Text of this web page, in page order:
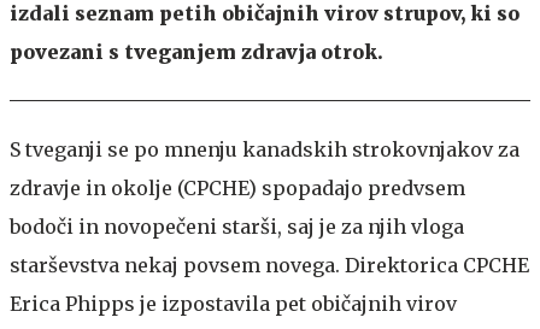
izdali seznam petih običajnih virov strupov, ki so
povezani s tveganjem zdravja otrok.
S tveganji se po mnenju kanadskih strokovnjakov za
zdravje in okolje (CPCHE) spopadajo predvsem
bodoči in novopečeni starši, saj je za njih vloga
starševstva nekaj povsem novega. Direktorica CPCHE
Erica Phipps je izpostavila pet običajnih virov